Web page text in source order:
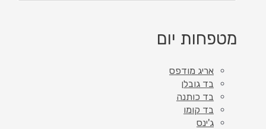
מטפחות יום
אריג מודפס
בד גובלן
בד כותנה
בד קומו
ג'ינס